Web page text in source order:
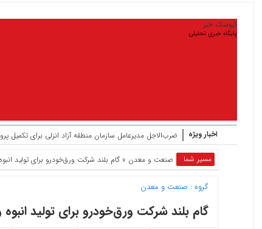
کیوسک خبر
پایگاه خبری تحلیلی
اخبار ویژه ضرب‌الاجل مدیرعامل سازمان منطقه آزاد انزلی برای تکمیل
مسیر شما صنعت و معدن » گام بلند شرکت ورق‌خودرو برای تولید
گروه : صنعت و معدن
گام بلند شرکت ورق‌خودرو برای تولید انبوه